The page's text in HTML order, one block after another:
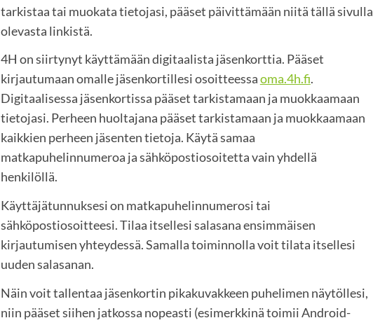
tarkistaa tai muokata tietojasi, pääset päivittämään niitä tällä sivulla
olevasta linkistä.
4H on siirtynyt käyttämään digitaalista jäsenkorttia. Pääset
kirjautumaan omalle jäsenkortillesi osoitteessaoma.4h.fi.
Digitaalisessa jäsenkortissa pääset tarkistamaan ja muokkaamaan
tietojasi. Perheen huoltajana pääset tarkistamaan ja muokkaamaan
kaikkien perheen jäsenten tietoja. Käytä samaa
matkapuhelinnumeroa ja sähköpostiosoitetta vain yhdellä
henkilöllä.
Käyttäjätunnuksesi on matkapuhelinnumerosi tai
sähköpostiosoitteesi. Tilaa itsellesi salasana ensimmäisen
kirjautumisen yhteydessä. Samalla toiminnolla voit tilata itsellesi
uuden salasanan.
Näin voit tallentaa jäsenkortin pikakuvakkeen puhelimen näytöllesi,
niin pääset siihen jatkossa nopeasti (esimerkkinä toimii Android-